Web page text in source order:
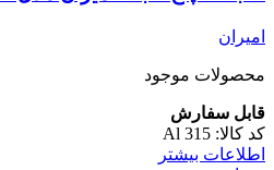
امیران
محصولات موجود
قابل سفارش
کد کالا: Al 315
اطلاعات بیشتر